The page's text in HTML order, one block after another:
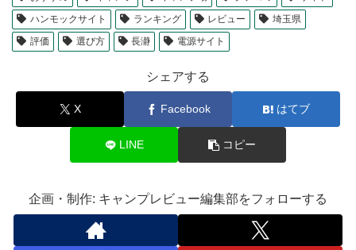
ハンモックサイト
ランキング レビュー
埼玉県
評価
選び方 長瀞 電源サイト
シェアする
X Facebook はてブ
LINE コピー
企画・制作: キャンプレビュー編集部をフォローする